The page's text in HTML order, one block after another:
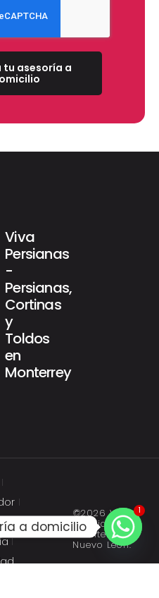
tu asesoría a
Viva
Persianas
-
Persianas,
Cortinas
y
Toldos
en
Monterrey
©2026 Viva
Persianas.
Monterrey,
Nuevo León.
1
a domicilio